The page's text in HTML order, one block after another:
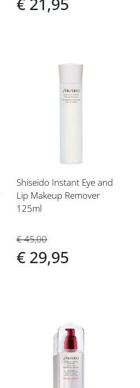
€ 21,95
Shiseido Instant Eye and
Lip Makeup Remover
125ml
€ 45,00
€ 29,95
Voeg
verlanglijst